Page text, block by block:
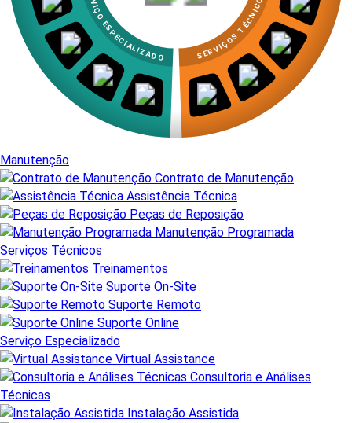
SERVIÇOS TÉCNICOS
SERVIÇO ESPECIALIZADO
Manutenção
Contrato de Manutenção
Assistência Técnica
Peças de Reposição
Manutenção Programada
Serviços Técnicos
Treinamentos
Suporte On-Site
Suporte Remoto
Suporte Online
Serviço Especializado
Virtual Assistance
Consultoria e Análises
Técnicas
Instalação Assistida